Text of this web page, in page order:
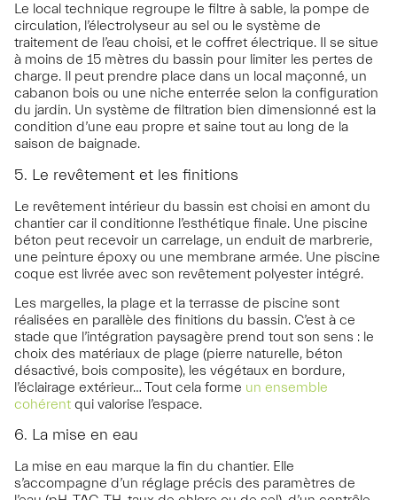
Le local technique regroupe le filtre à sable, la pompe de
circulation, l’électrolyseur au sel ou le système de
traitement de l’eau choisi, et le coffret électrique. Il se situe
à moins de 15 mètres du bassin pour limiter les pertes de
charge. Il peut prendre place dans un local maçonné, un
cabanon bois ou une niche enterrée selon la configuration
du jardin. Un système de filtration bien dimensionné est la
condition d’une eau propre et saine tout au long de la
saison de baignade.
5. Le revêtement et les finitions
Le revêtement intérieur du bassin est choisi en amont du
chantier car il conditionne l’esthétique finale. Une piscine
béton peut recevoir un carrelage, un enduit de marbrerie,
une peinture époxy ou une membrane armée. Une piscine
coque est livrée avec son revêtement polyester intégré.
Les margelles, la plage et la terrasse de piscine sont
réalisées en parallèle des finitions du bassin. C’est à ce
stade que l’intégration paysagère prend tout son sens : le
choix des matériaux de plage (pierre naturelle, béton
désactivé, bois composite), les végétaux en bordure,
l’éclairage extérieur… Tout cela forme un ensemble
cohérent qui valorise l’espace.
6. La mise en eau
La mise en eau marque la fin du chantier. Elle
s’accompagne d’un réglage précis des paramètres de